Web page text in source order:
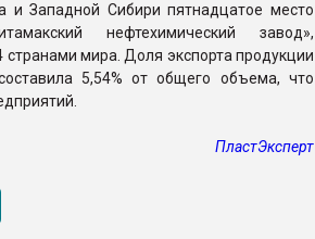
и Западной Сибири пятнадцатое место
нефтехимический завод»,
мира. Доля экспорта продукции
5,54% от общего объема, что
ПластЭксперт